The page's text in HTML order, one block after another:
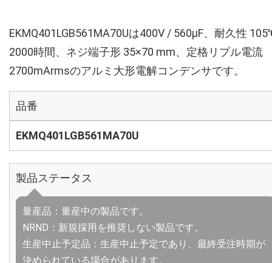
EKMQ401LGB561MA70Uは400V / 560µF、耐久性
2000時間、ネジ端子形 35×70 mm、定格リプル電流
2700mArmsのアルミ大形電解コンデンサです。
品番
EKMQ401LGB561MA70U
製品ステータス
量産品：量産中の製品です。
NRND：新規採用を推奨しない製品です。
生産中止予定品：生産中止予定であり、最終受注時期が
決められている場合があります。